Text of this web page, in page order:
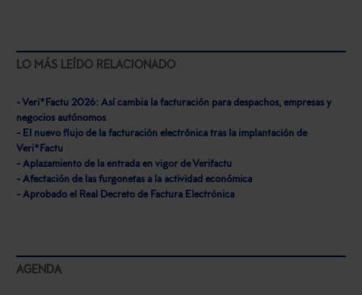
LO MÁS LEÍDO RELACIONADO
- Veri*Factu 2026: Así cambia la facturación para despachos, empresas y
negocios autónomos
- El nuevo flujo de la facturación electrónica tras la implantación de
Veri*Factu
- Aplazamiento de la entrada en vigor de Verifactu
- Afectación de las furgonetas a la actividad económica
- Aprobado el Real Decreto de Factura Electrónica
AGENDA